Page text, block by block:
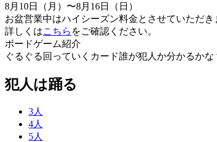
8月10日（月）〜8月16日（日）
お盆営業中はハイシーズン料金とさせていただき
詳しくはこちら をご確認ください。
ボードゲーム紹介
ぐるぐる回っていくカード誰が犯人か分かるかな
犯人は踊る
3人
4人
5人